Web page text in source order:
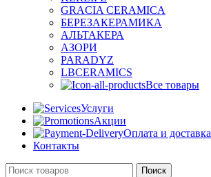
GRACIA CERAMICA
БЕРЕЗАКЕРАМИКА
АЛЬТАКЕРА
АЗОРИ
PARADYZ
LBCERAMICS
Все товары
Услуги
Акции
Оплата и доставка
Контакты
Поиск